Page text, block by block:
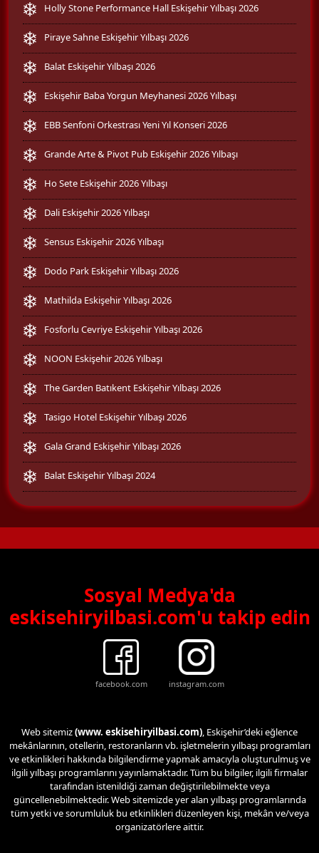
Holly Stone Performance Hall Eskişehir Yılbaşı 2026
Piraye Sahne Eskişehir Yılbaşı 2026
Balat Eskişehir Yılbaşı 2026
Eskişehir Baba Yorgun Meyhanesi 2026 Yılbaşı
EBB Senfoni Orkestrası Yeni Yıl Konseri 2026
Grande Arte & Pivot Pub Eskişehir 2026 Yılbaşı
Ho Sete Eskişehir 2026 Yılbaşı
Dali Eskişehir 2026 Yılbaşı
Sensus Eskişehir 2026 Yılbaşı
Dodo Park Eskişehir Yılbaşı 2026
Mathilda Eskişehir Yılbaşı 2026
Fosforlu Cevriye Eskişehir Yılbaşı 2026
NOON Eskişehir 2026 Yılbaşı
The Garden Batıkent Eskişehir Yılbaşı 2026
Tasigo Hotel Eskişehir Yılbaşı 2026
Gala Grand Eskişehir Yılbaşı 2026
Balat Eskişehir Yılbaşı 2024
Sosyal Medya'da
eskisehiryilbasi.com'u takip edin
facebook.com instagram.com
Web sitemiz(www. eskisehiryilbasi.com), Eskişehir’deki eğlence
mekânlarının, otellerin, restoranların vb. işletmelerin yılbaşı programları
ve etkinlikleri hakkında bilgilendirme yapmak amacıyla oluşturulmuş ve
ilgili yılbaşı programlarını yayınlamaktadır. Tüm bu bilgiler, ilgili firmalar
tarafından istenildiği zaman değiştirilebilmekte veya
güncellenebilmektedir. Web sitemizde yer alan yılbaşı programlarında
tüm yetki ve sorumluluk bu etkinlikleri düzenleyen kişi, mekân ve/veya
organizatörlere aittir.